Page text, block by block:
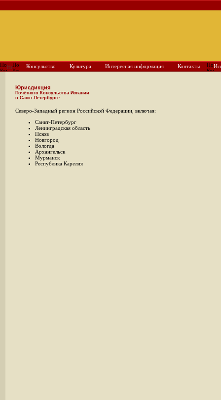
Консульство Культура Интересная информация Контакты
Юрисдикция
Почётного Консульства Испании
в Санкт-Петербурге
Северо-Западный регион Российской Федерации, включая:
Санкт-Петербург
Ленинградская область
Псков
Новгород
Вологда
Архангельск
Мурманск
Республика Карелия